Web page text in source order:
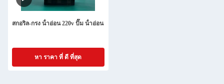
สกอริล-กรง น้ําอ่อน 220v ปั๊ม น้ําอ่อน
หา ราคา ที่ ดี ที่สุด